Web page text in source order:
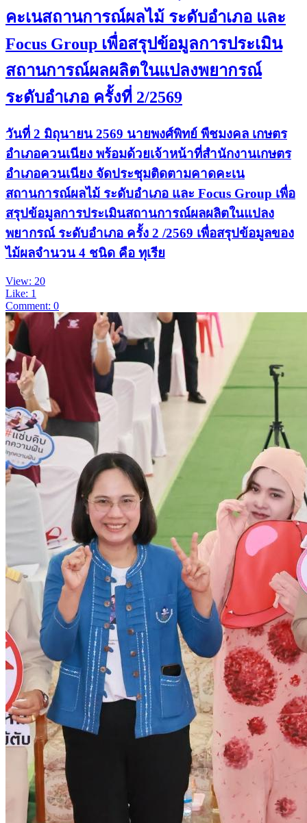
คะเนสถานการณ์ผลไม้ ระดับอำเภอ และ
Focus Group เพื่อสรุปข้อมูลการประเมิน
สถานการณ์ผลผลิตในแปลงพยากรณ์
ระดับอำเภอ ครั้งที่ 2/2569
วันที่ 2 มิถุนายน 2569 นายพงศ์พิทย์ พืชมงคล เกษตร
อำเภอควนเนียง พร้อมด้วยเจ้าหน้าที่สำนักงานเกษตร
อำเภอควนเนียง จัดประชุมติดตามคาดคะเน
สถานการณ์ผลไม้ ระดับอำเภอ และ Focus Group เพื่อ
สรุปข้อมูลการประเมินสถานการณ์ผลผลิตในแปลง
พยากรณ์ ระดับอำเภอ ครั้ง 2 /2569 เพื่อสรุปข้อมูลของ
ไม้ผลจำนวน 4 ชนิด คือ ทุเรีย
View: 20
Like: 1
Comment: 0